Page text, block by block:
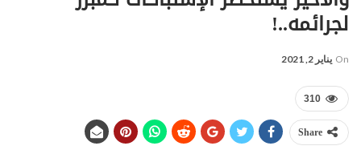
لجرائمه..!
On يناير 2, 2021
310
Share